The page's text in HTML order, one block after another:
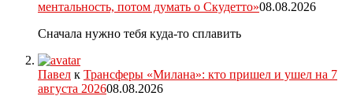
ментальность, потом думать о Скудетто»08.08.2026
Сначала нужно тебя куда-то сплавить
Павел к Трансферы «Милана»: кто пришел и ушел на 7
августа 202608.08.2026